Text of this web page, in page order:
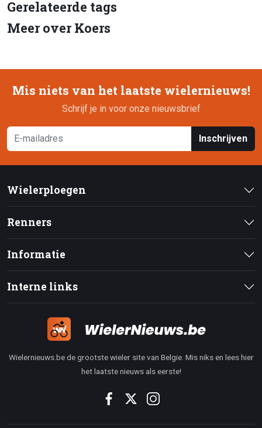
Gerelateerde tags
Meer over Koers
Mis niets van het laatste wielernieuws!
Schrijf je in voor onze nieuwsbrief
Inschrijven
Wielerploegen
Renners
Informatie
Interne links
Wielernieuws.be de grootste wieler site van Belgie. Mis niks en lees hier
het laatste nieuws als eerste!